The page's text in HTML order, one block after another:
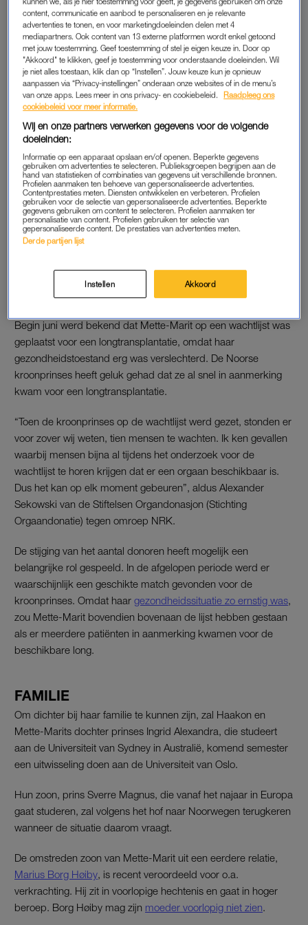
Het Oslo Universitair Ziekenhuis meldde op 5 juni dat Mette-
Marit op de wachtlijst was geplaatst voor een
longtransplantatie, nadat haar gezondheid sterk was
verslechterd. Zonder ingreep zou ze naar verwachting nog
hooguit een jaar te leven hebben.
OPERATIE IS GESLAAGD
“We zijn blij dat alles tot nu toe goed is verlopen”, meldt Are
Holm, hoogleraar geneeskunde aan de Universiteit van Oslo
en senior longarts en specialist van het ziekenhuis. “Volgens de
standaardprocedure voor recente transplantatiepatiënten blijft
Hare Koninklijke Hoogheid de kroonprinses nog enkele weken
opgenomen in het Oslo Universitair Ziekenhuis Rikshospitalet.
Dit is een routinematige opname om medicatie af te stemmen,
Begin juni werd bekend dat Mette-Marit op een wachtlijst was
geplaatst voor een longtransplantatie, omdat haar
gezondheidstoestand erg was verslechterd. De Noorse
kroonprinses heeft geluk gehad dat ze al snel in aanmerking
kwam voor een longtransplantatie.
“Toen de kroonprinses op de wachtlijst werd gezet, stonden er
voor zover wij weten, tien mensen te wachten. Ik ken gevallen
waarbij mensen bijna al tijdens het onderzoek voor de
wachtlijst te horen krijgen dat er een orgaan beschikbaar is.
Dus het kan op elk moment gebeuren”, aldus Alexander
Sekowski van de Stiftelsen Organdonasjon (Stichting
Orgaandonatie) tegen omroep NRK.
De stijging van het aantal donoren heeft mogelijk een
belangrijke rol gespeeld. In de afgelopen periode werd er
waarschijnlijk een geschikte match gevonden voor de
kroonprinses. Omdat haar gezondheidssituatie zo ernstig was,
zou Mette-Marit bovendien bovenaan de lijst hebben gestaan
als er meerdere patiënten in aanmerking kwamen voor de
beschikbare long.
FAMILIE
Om dichter bij haar familie te kunnen zijn, zal Haakon en
Mette-Marits dochter prinses Ingrid Alexandra, die studeert
aan de Universiteit van Sydney in Australië, komend semester
een uitwisseling doen aan de Universiteit van Oslo.
Hun zoon, prins Sverre Magnus, die vanaf het najaar in Europa
gaat studeren, zal volgens het hof naar Noorwegen terugkeren
wanneer de situatie daarom vraagt.
De omstreden zoon van Mette-Marit uit een eerdere relatie,
Marius Borg Høiby, is recent veroordeeld voor o.a.
verkrachting. Hij zit in voorlopige hechtenis en gaat in hoger
beroep. Borg Høiby mag zijn moeder voorlopig niet zien.
content, communicatie en aanbod te personaliseren en je relevante
advertenties te tonen, en voor marketingdoeleinden delen met 4
mediapartners. Ook content van 13 externe platformen wordt enkel getoond
met jouw toestemming. Geef toestemming of stel je eigen keuze in. Door op
"Akkoord" te klikken, geef je toestemming voor onderstaande doeleinden. Wil
je niet alles toestaan, klik dan op “Instellen”. Jouw keuze kun je opnieuw
aanpassen via “Privacy-instellingen” onderaan onze websites of in de menu’s
van onze apps. Lees meer in ons privacy- en cookiebeleid.
Raadpleeg ons
cookiebeleid voor meer informatie.
Wij en onze partners verwerken gegevens voor de volgende
doeleinden:
Informatie op een apparaat opslaan en/of openen. Beperkte gegevens
gebruiken om advertenties te selecteren. Publieksgroepen begrijpen aan de
hand van statistieken of combinaties van gegevens uit verschillende bronnen.
Profielen aanmaken ten behoeve van gepersonaliseerde advertenties.
Contentprestaties meten. Diensten ontwikkelen en verbeteren. Profielen
gebruiken voor de selectie van gepersonaliseerde advertenties. Beperkte
gegevens gebruiken om content te selecteren. Profielen aanmaken ter
personalisatie van content. Profielen gebruiken ter selectie van
gepersonaliseerde content. De prestaties van advertenties meten.
Derde partijen lijst
Instellen Akkoord